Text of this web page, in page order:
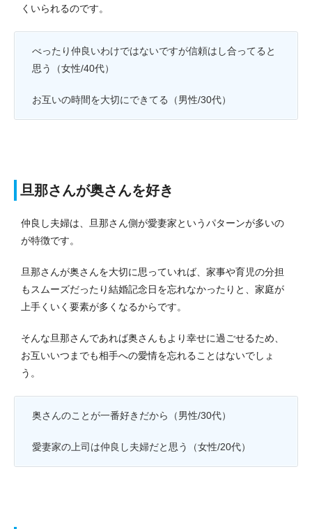
くいられるのです。
べったり仲良いわけではないですが信頼はし合ってると
思う（女性/40代）
お互いの時間を大切にできてる（男性/30代）
旦那さんが奥さんを好き
仲良し夫婦は、旦那さん側が愛妻家というパターンが多いの
が特徴です。
旦那さんが奥さんを大切に思っていれば、家事や育児の分担
もスムーズだったり結婚記念日を忘れなかったりと、家庭が
上手くいく要素が多くなるからです。
そんな旦那さんであれば奥さんもより幸せに過ごせるため、
お互いいつまでも相手への愛情を忘れることはないでしょ
う。
奥さんのことが一番好きだから（男性/30代）
愛妻家の上司は仲良し夫婦だと思う（女性/20代）